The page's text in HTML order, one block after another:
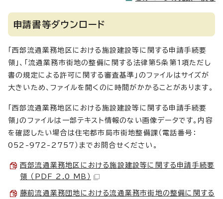
申請書等ダウンロード
「西部流通業務地区における施設建設等に関する申請手続要
領」、「流通業務市街地の整備に関する法律第5条第1項ただし
書の規定による許可に関する審査基準」のファイルはサイズが
大きいため、ファイルを開くのに時間がかかることがあります。
「西部流通業務地区における施設建設等に関する申請手続要
領」のファイルは一部テキスト情報のない画像データです。内容
を確認したい場合は住宅都市局市街地整備課（電話番号：
052-972-2757）までお問合せください。
西部流通業務地区における施設建設等に関する申請手続要
領 （PDF 2.0 MB）
藤前流通業務団地における流通業務市街地の整備に関する